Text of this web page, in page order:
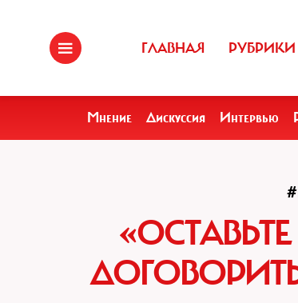
ГЛАВНАЯ РУБРИКИ
Мнение Дискуссия Интервью